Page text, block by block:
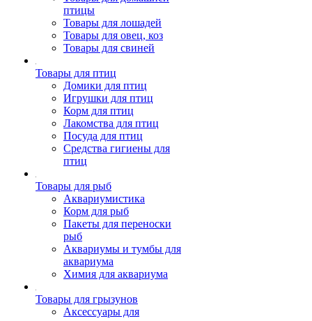
птицы
Товары для лошадей
Товары для овец, коз
Товары для свиней
Товары для птиц
Домики для птиц
Игрушки для птиц
Корм для птиц
Лакомства для птиц
Посуда для птиц
Средства гигиены для
птиц
Товары для рыб
Аквариумистика
Корм для рыб
Пакеты для переноски
рыб
Аквариумы и тумбы для
аквариума
Химия для аквариума
Товары для грызунов
Аксессуары для